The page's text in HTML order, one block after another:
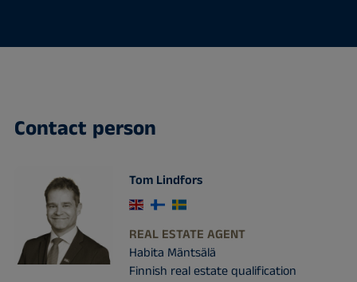
Contact person
Tom Lindfors
REAL ESTATE AGENT
Habita Mäntsälä
Finnish real estate qualification